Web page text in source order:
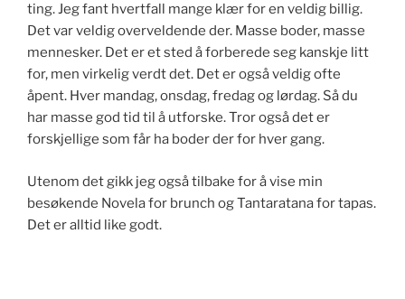
ting. Jeg fant hvertfall mange klær for en veldig billig.
Det var veldig overveldende der. Masse boder, masse
mennesker. Det er et sted å forberede seg kanskje litt
for, men virkelig verdt det. Det er også veldig ofte
åpent. Hver mandag, onsdag, fredag og lørdag. Så du
har masse god tid til å utforske. Tror også det er
forskjellige som får ha boder der for hver gang.
Utenom det gikk jeg også tilbake for å vise min
besøkende Novela for brunch og Tantaratana for tapas.
Det er alltid like godt.